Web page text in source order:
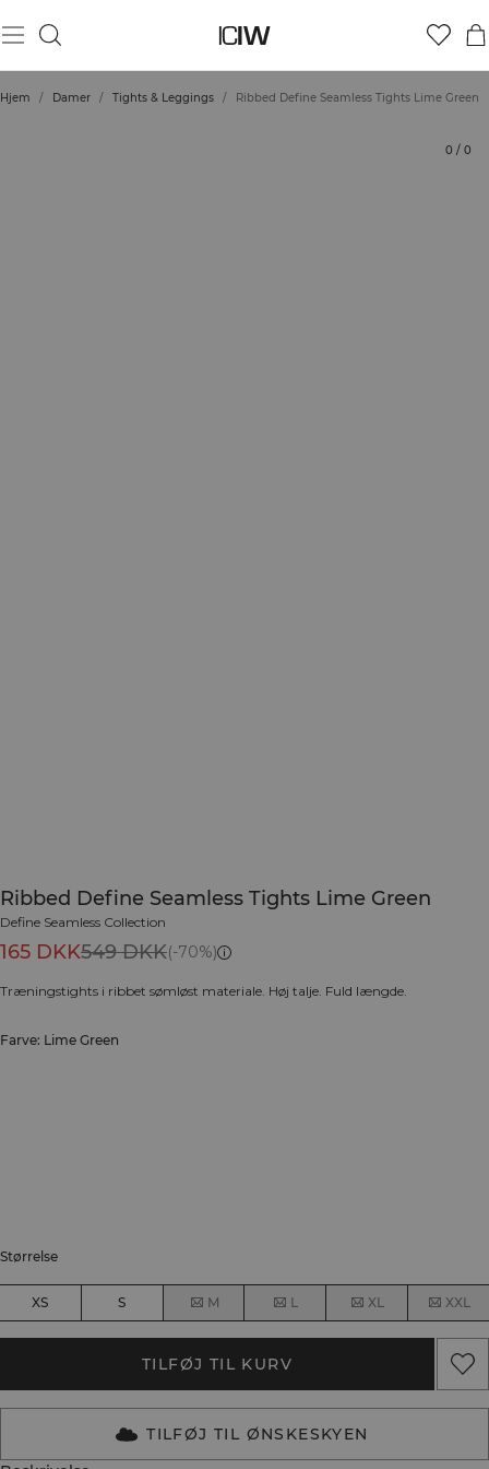
Hjem / Damer / Tights & Leggings / Ribbed Define Seamless Tights Lime Green
0 / 0
Ribbed Define Seamless Tights Lime Green
Define Seamless Collection
165 DKK549 DKK(-70%)
Træningstights i ribbet sømløst materiale. Høj talje. Fuld længde.
Farve: Lime Green
Størrelse
XS S M L XL XXL
TILFØJ TIL KURV
TILFØJ TIL ØNSKESKYEN